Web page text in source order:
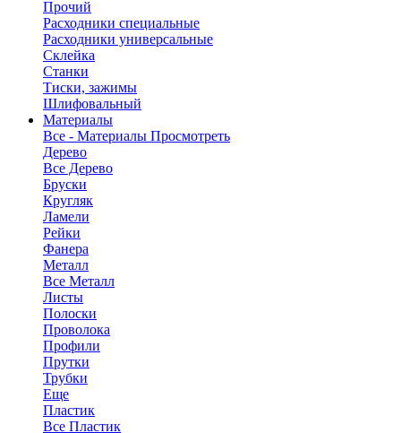
Прочий
Расходники специальные
Расходники универсальные
Склейка
Станки
Тиски, зажимы
Шлифовальный
Материалы
Все - Материалы Просмотреть
Дерево
Все Дерево
Бруски
Кругляк
Ламели
Рейки
Фанера
Металл
Все Металл
Листы
Полоски
Проволока
Профили
Прутки
Трубки
Еще
Пластик
Все Пластик